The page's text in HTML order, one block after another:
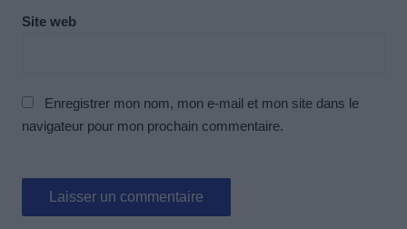
Site web
Enregistrer mon nom, mon e-mail et mon site dans le
navigateur pour mon prochain commentaire.